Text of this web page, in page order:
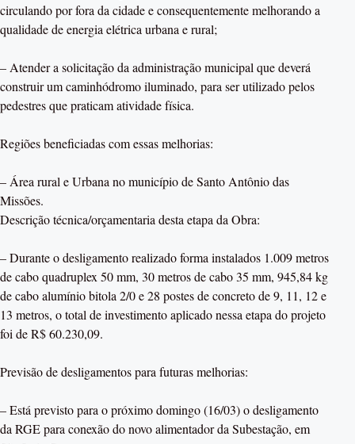
circulando por fora da cidade e consequentemente melhorando a
qualidade de energia elétrica urbana e rural;
– Atender a solicitação da administração municipal que deverá
construir um caminhódromo iluminado, para ser utilizado pelos
pedestres que praticam atividade física.
Regiões beneficiadas com essas melhorias:
– Área rural e Urbana no município de Santo Antônio das
Missões.
Descrição técnica/orçamentaria desta etapa da Obra:
– Durante o desligamento realizado forma instalados 1.009 metros
de cabo quadruplex 50 mm, 30 metros de cabo 35 mm, 945,84 kg
de cabo alumínio bitola 2/0 e 28 postes de concreto de 9, 11, 12 e
13 metros, o total de investimento aplicado nessa etapa do projeto
foi de R$ 60.230,09.
Previsão de desligamentos para futuras melhorias:
– Está previsto para o próximo domingo (16/03) o desligamento
da RGE para conexão do novo alimentador da Subestação, em